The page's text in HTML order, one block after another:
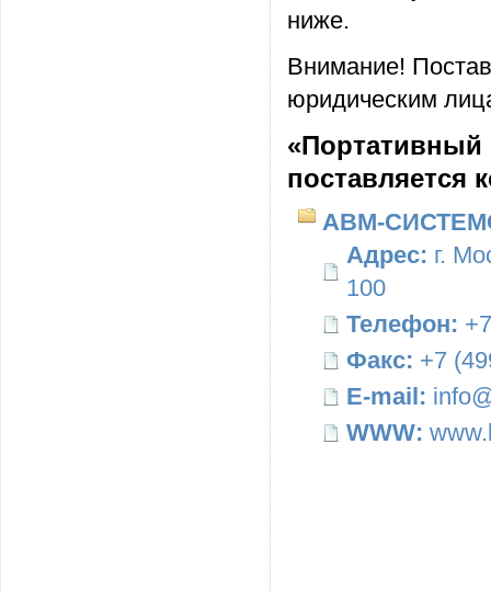
ниже.
Внимание!
юридическим
поставляется
АВМ-
Адрес: г.
100
Телефон:
Факс: +7
E-mail:
WWW: